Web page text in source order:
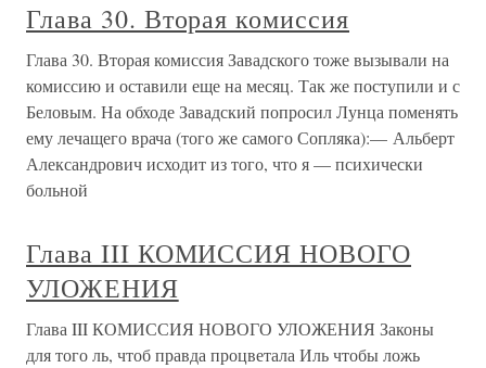
Глава 30. Вторая комиссия
Глава 30. Вторая комиссия Завадского тоже вызывали на
комиссию и оставили еще на месяц. Так же поступили и с
Беловым. На обходе Завадский попросил Лунца поменять
ему лечащего врача (того же самого Сопляка):— Альберт
Александрович исходит из того, что я — психически
больной
Глава III КОМИССИЯ НОВОГО
УЛОЖЕНИЯ
Глава III КОМИССИЯ НОВОГО УЛОЖЕНИЯ Законы
для того ль, чтоб правда процветала Иль чтобы ложь